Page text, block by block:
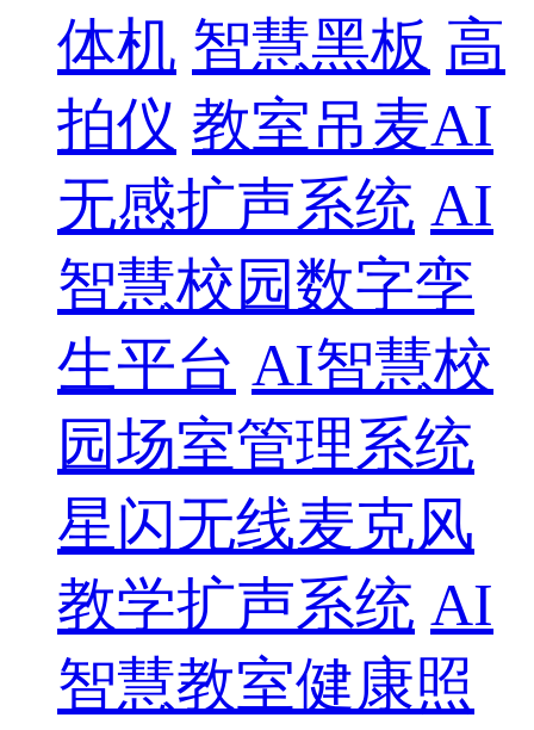
体机 智慧黑板 高
拍仪 教室吊麦AI
无感扩声系统 AI
智慧校园数字孪
生平台 AI智慧校
园场室管理系统
星闪无线麦克风
教学扩声系统 AI
智慧教室健康照